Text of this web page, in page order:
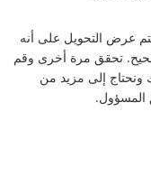
عرض التحويل على أنه
تحقق مرة أخرى وقم
ونحتاج إلى مزيد من
المسؤول.